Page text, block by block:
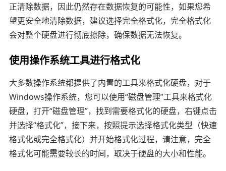
正清除数据，因此仍然存在数据恢复的可能性，如果您希
望更安全地清除数据，建议选择完全格式化，完全格式化
会对整个硬盘进行彻底擦除，确保数据无法恢复。
使用操作系统工具进行格式化
大多数操作系统都提供了内置的工具来格式化硬盘，对于
Windows操作系统，您可以使用“磁盘管理”工具来格式化
硬盘，打开“磁盘管理”，找到需要格式化的硬盘，右键点击
并选择“格式化”，接下来，按照提示选择格式化类型（快速
格式化或完全格式化）并开始格式化过程，请注意，完全
格式化可能需要较长的时间，取决于硬盘的大小和性能。